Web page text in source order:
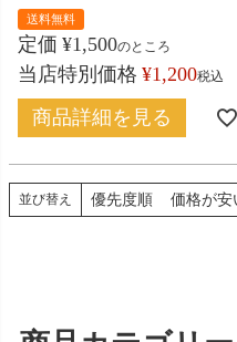
送料無料
定価 ¥1,500のところ
当店特別価格 ¥1,200税込
商品詳細を見る
並び替え 優先度順 価格が安